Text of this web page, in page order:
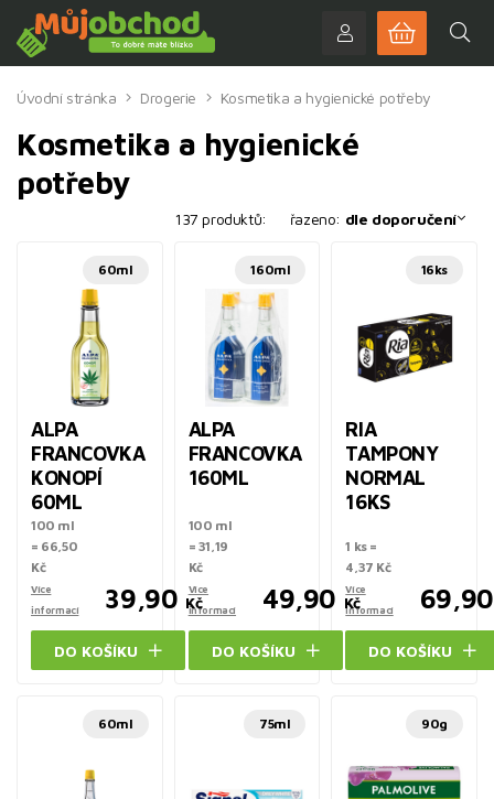
Úvodní stránka Drogerie Kosmetika a hygienické potřeby
Kosmetika a hygienické
potřeby
137 produktů: řazeno: dle doporučení
60ml
ALPA
FRANCOVKA
KONOPÍ
60ML
100 ml
= 66,50
Kč
Více
informací
39,90 Kč
DO KOŠÍKU
160ml
ALPA
FRANCOVKA
160ML
100 ml
= 31,19
Kč
Více
informací
49,90 Kč
DO KOŠÍKU
16ks
RIA
TAMPONY
NORMAL
16KS
1 ks =
4,37 Kč
Více
informací
69,90
DO KOŠÍKU
60ml 75ml 90g